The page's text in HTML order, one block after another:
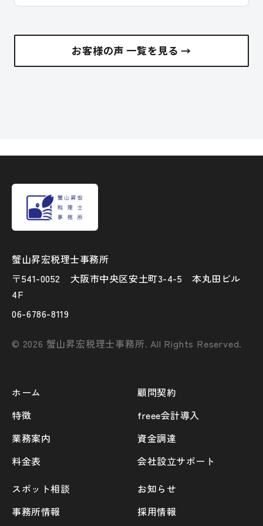
お客様の声 一覧を見る →
蟹山昇宏税理士事務所
〒541-0052 大阪市中央区安土町3-4-5 本丸田ビル
4F
06-6786-8119
© 2026 蟹山昇宏税理士事務所. All Rights Reserved.
ホーム
特徴
業務案内
料金表
顧問契約
freee会計導入
資金調達
会社設立サポート
スポット相談
事務所情報
お知らせ
採用情報